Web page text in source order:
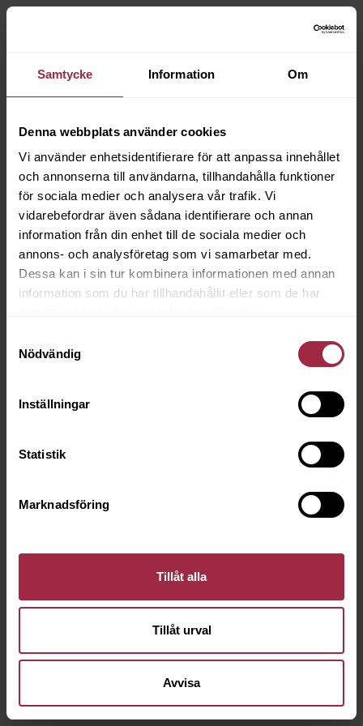
Samtycke Information Om
Denna webbplats använder cookies
Vi använder enhetsidentifierare för att anpassa innehållet
och annonserna till användarna, tillhandahålla funktioner
för sociala medier och analysera vår trafik. Vi
vidarebefordrar även sådana identifierare och annan
information från din enhet till de sociala medier och
annons- och analysföretag som vi samarbetar med.
Dessa kan i sin tur kombinera informationen med annan
information som du har tillhandahållit eller som de har
Nödvändig
Inställningar
Statistik
Marknadsföring
Tillåt alla
Tillåt urval
Avvisa